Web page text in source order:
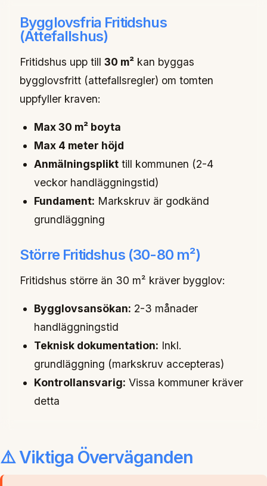
Bygglovsfria Fritidshus
(Attefallshus)
Fritidshus upp till 30 m² kan byggas
bygglovsfritt (attefallsregler) om tomten
uppfyller kraven:
Max 30 m² boyta
Max 4 meter höjd
Anmälningsplikt till kommunen (2-4
veckor handläggningstid)
Fundament: Markskruv är godkänd
grundläggning
Större Fritidshus (30-80 m²)
Fritidshus större än 30 m² kräver bygglov:
Bygglovsansökan: 2-3 månader
handläggningstid
Teknisk dokumentation: Inkl.
grundläggning (markskruv accepteras)
Kontrollansvarig: Vissa kommuner kräver
detta
⚠️ Viktiga Överväganden